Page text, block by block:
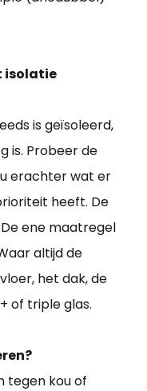
isolatie
is geïsoleerd,
is. Probeer de
erachter wat er
heeft. De
ene maatregel
altijd de
het dak, de
of triple glas.
tegen kou of